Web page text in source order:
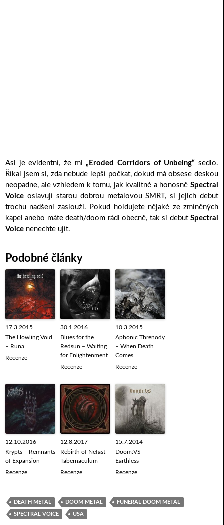
Asi je evidentní, že mi„Eroded Corridors of Unbeing“ sedlo.
Říkal jsem si, zda nebude lepší počkat, dokud má obsese deskou
neopadne, ale vzhledem k tomu, jak kvalitně a honosně Spectral
Voice oslavují starou dobrou metalovou SMRT, si jejich debut
trochu nadšení zaslouží. Pokud holdujete nějaké ze zmíněných
kapel anebo máte death/doom rádi obecně, tak si debut Spectral
Voice nenechte ujít.
Podobné články
17.3.2015
The Howling Void
– Runa
Recenze
30.1.2016
Blues for the
Redsun – Waiting
for Enlightenment
Recenze
10.3.2015
Aphonic Threnody
– When Death
Comes
Recenze
12.10.2016
Krypts – Remnants
of Expansion
Recenze
12.8.2017
Rebirth of Nefast –
Tabernaculum
Recenze
15.7.2014
Doom:VS –
Earthless
Recenze
DEATH METAL DOOM METAL FUNERAL DOOM METAL
SPECTRAL VOICE USA